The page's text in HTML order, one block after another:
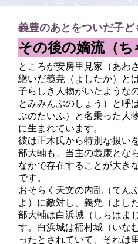
義豊のあとをついだ子ど
その後の嫡流（ち
ところが安房里見家（あわ
継いだ義尭（よしたか）と
子らしき人物がいたような
とみみんぶのしょう）と呼
ぶのたいふ）と名乗った人
に生まれています。
彼は正木氏から特別な扱い
部大輔も、当主の義康とな
なかで存在することが大き
です。
おそらく天文の内乱（てん
よ）に敵対し、義尭（よし
部大輔は白浜城（しらはま
す。白浜城は稲村城（いな
ったとされていて、それは